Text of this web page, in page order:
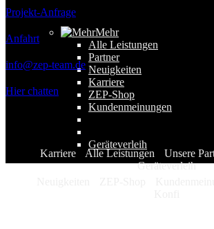
Mehr
Alle Leistungen
Partner
Neuigkeiten
Karriere
ZEP-Shop
Kundenmeinungen
Geräteverleih
Karriere Alle Leistungen Unsere
Geräteverleih
Projekt-Anfrage
Anfahrt
info@zep-team.de
Hier chatten